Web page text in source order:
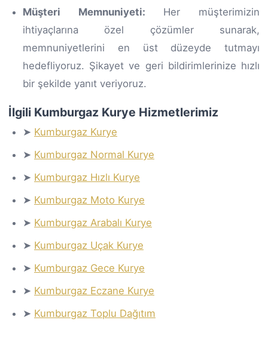
Müşteri Memnuniyeti: Her müşterimizin
ihtiyaçlarına özel çözümler sunarak,
memnuniyetlerini en üst düzeyde tutmayı
hedefliyoruz. Şikayet ve geri bildirimlerinize hızlı
bir şekilde yanıt veriyoruz.
İlgili Kumburgaz Kurye Hizmetlerimiz
➤ Kumburgaz Kurye
➤ Kumburgaz Normal Kurye
➤ Kumburgaz Hızlı Kurye
➤ Kumburgaz Moto Kurye
➤ Kumburgaz Arabalı Kurye
➤ Kumburgaz Uçak Kurye
➤ Kumburgaz Gece Kurye
➤ Kumburgaz Eczane Kurye
➤ Kumburgaz Toplu Dağıtım